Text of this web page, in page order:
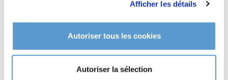
Afficher les détails
Autoriser tous les cookies
Autoriser la sélection
CGV - CGU
en toute transparence
Contactez-nous